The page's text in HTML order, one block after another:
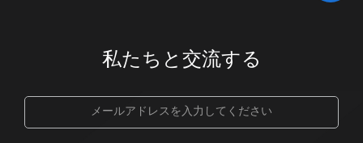
私たちと交流する